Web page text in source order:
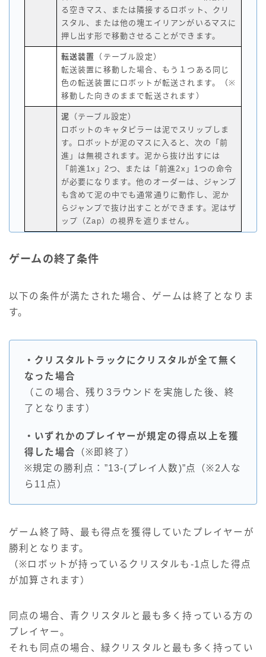
る空きマス、または隣接するロボット、クリ
スタル、または他の塊エイリアンがいるマスに
押し出す形で移動させることができます。
転送装置 （テーブル設定）
転送装置に移動した場合、もう１つある同じ
色の転送装置にロボットが転送されます。（※
移動した向きのままで転送されます）
泥
（テーブル設定）
ロボットのキャタピラーは泥でスリップしま
す。ロボットが泥のマスに入ると、次の「前
進」は無視されます。泥から抜け出すには
「前進1x」2つ、または「前進2x」1つの命令
が必要になります。他のオーダーは、ジャンプ
も含めて泥の中でも通常通りに動作し、泥か
らジャンプで抜け出すことができます。泥はザ
ップ（Zap）の視界を遮りません。
ゲームの終了条件
以下の条件が満たされた場合、ゲームは終了となりま
す。
・クリスタルトラックにクリスタルが全て無く
なった場合
（この場合、残り3ラウンドを実施した後、終
了となります）
・いずれかのプレイヤーが規定の得点以上を獲
得した場合
（※即終了）
※規定の勝利点：”13-(プレイ人数)”点（※2人な
ら11点）
ゲーム終了時、最も得点を獲得していたプレイヤーが
勝利となります。
（※ロボットが持っているクリスタルも-1点した得点
が加算されます）
同点の場合、青クリスタルと最も多く持っている方の
プレイヤー。
それも同点の場合、緑クリスタルと最も多く持ってい